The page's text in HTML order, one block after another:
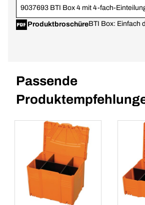
9037693 BTI Box 4 mit 4-fach-
ProduktbroschüreBTI Box: Einfach
Passende